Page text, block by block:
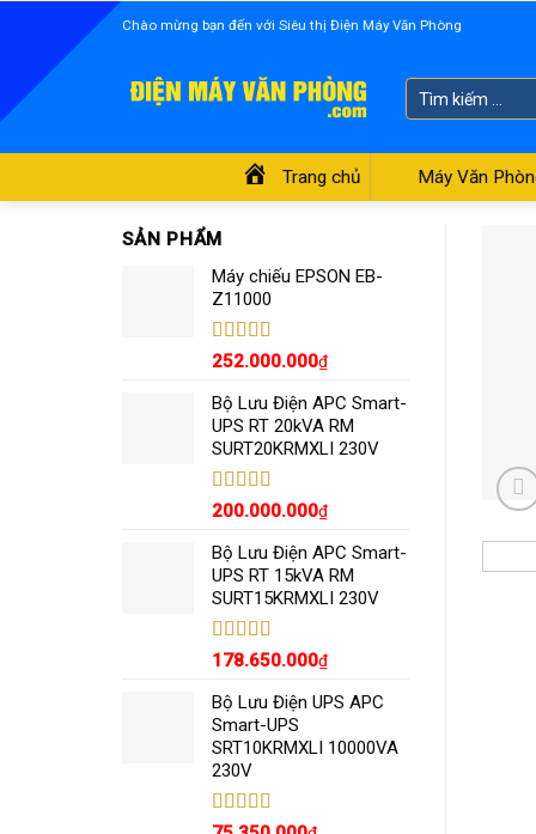
content
Chào mừng bạn đến với Siêu thị Điện Máy Văn Phòng
Tìm
kiếm:
Trang chủ Máy Văn
SẢN PHẨM
Máy chiếu EPSON EB-
Z11000
Được xếp
sao
252.000.000₫
Bộ Lưu Điện APC Smart-
UPS RT 20kVA RM
SURT20KRMXLI 230V
Được xếp
5 sao
200.000.000₫
Bộ Lưu Điện APC Smart-
UPS RT 15kVA RM
SURT15KRMXLI 230V
Được xếp
sao
178.650.000₫
Bộ Lưu Điện UPS APC
Smart-UPS
SRT10KRMXLI 10000VA
230V
Được xếp